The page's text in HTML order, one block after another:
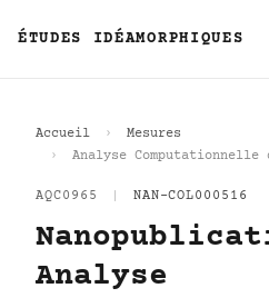
ÉTUDES IDÉAMORPHIQUES
Accueil
Mesures
Analyse Computationnelle
AQC0965 NAN-COL000516
Analyse